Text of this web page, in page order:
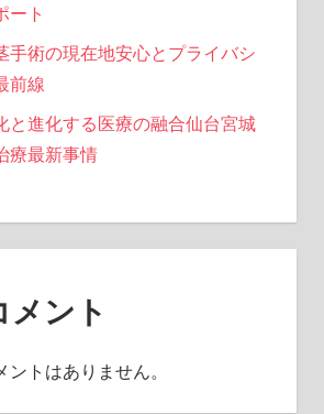
ート
手術の現在地安心とプライバシ
前線
と進化する医療の融合仙台宮城
療最新事情
ント
トはありません。